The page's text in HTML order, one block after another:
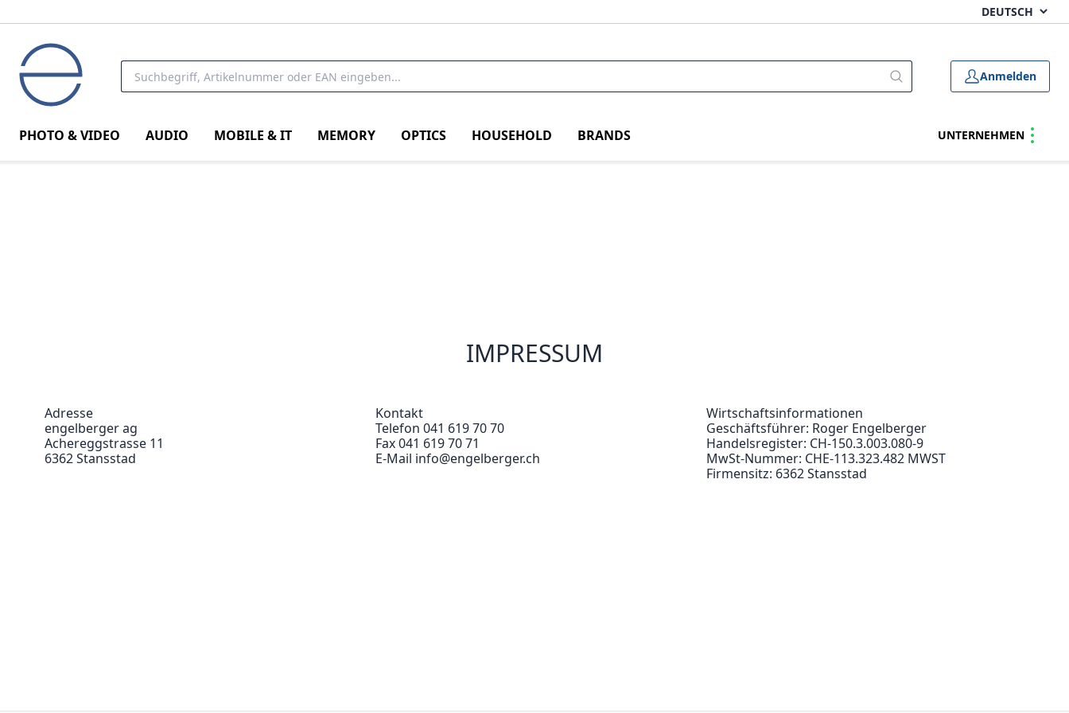
Anmelden
PHOTO & VIDEO AUDIO MOBILE & IT MEMORY OPTICS HOUSEHOLD BRANDS UNTERNEHMEN
IMPRESSUM
Adresse
engelberger ag
Achereggstrasse 11
6362 Stansstad
Kontakt
Telefon 041 619 70 70
Fax 041 619 70 71
E-Mail info@engelberger.ch
Wirtschaftsinformationen
Geschäftsführer: Roger Engelberger
Handelsregister: CH-150.3.003.080-9
MwSt-Nummer: CHE-113.323.482 MWST
Firmensitz: 6362 Stansstad